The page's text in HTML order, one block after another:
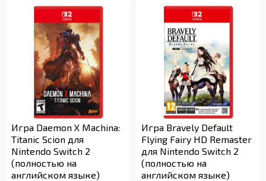
Игра Daemon X Machina:
Titanic Scion для
Nintendo Switch 2
(полностью на
английском языке)
Игра Bravely Default
Flying Fairy HD Remaster
для Nintendo Switch 2
(полностью на
английском языке)